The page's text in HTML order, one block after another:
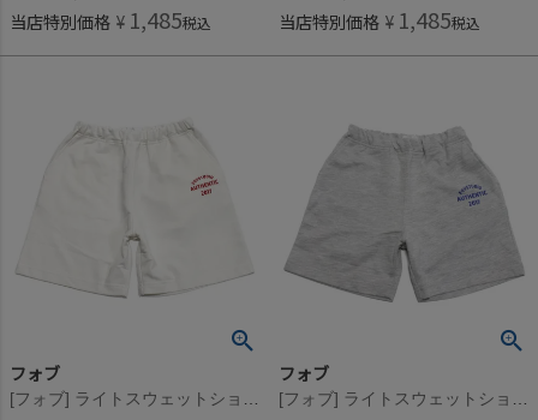
当店特別価格 ¥ 1,485税込 当店特別価格 ¥ 1,485税込
フォブ フォブ